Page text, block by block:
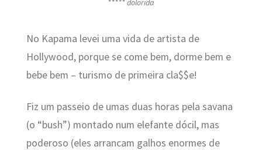
***** dolorida
No Kapama levei uma vida de artista de
Hollywood, porque se come bem, dorme bem e
bebe bem – turismo de primeira cla$$e!
Fiz um passeio de umas duas horas pela savana
(o “bush”) montado num elefante dócil, mas
poderoso (eles arrancam galhos enormes de